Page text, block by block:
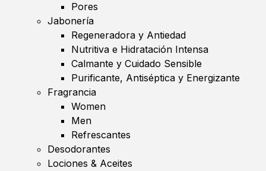
Pores
Jabonería
Regeneradora y Antiedad
Nutritiva e Hidratación Intensa
Calmante y Cuidado Sensible
Purificante, Antiséptica y Energizante
Fragrancia
Women
Men
Refrescantes
Desodorantes
Lociones & Aceites